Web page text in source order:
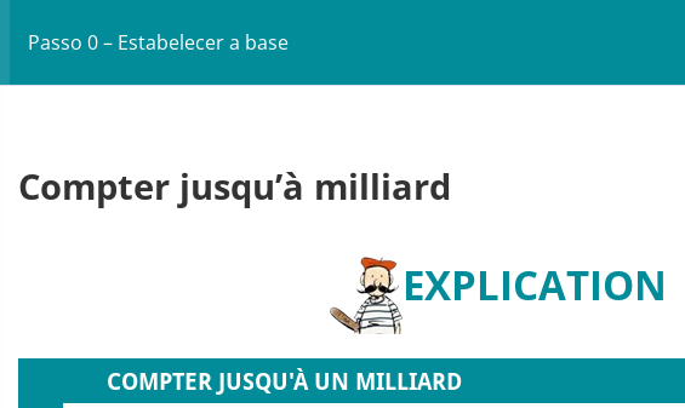
Encontre seu professor Portal do professor
Passo 0 – Estabelecer a base
Compter jusqu’à milliard
EXPLICATION
Mayday, Mayday, Mayday
Acheter la tour Eiffel ?